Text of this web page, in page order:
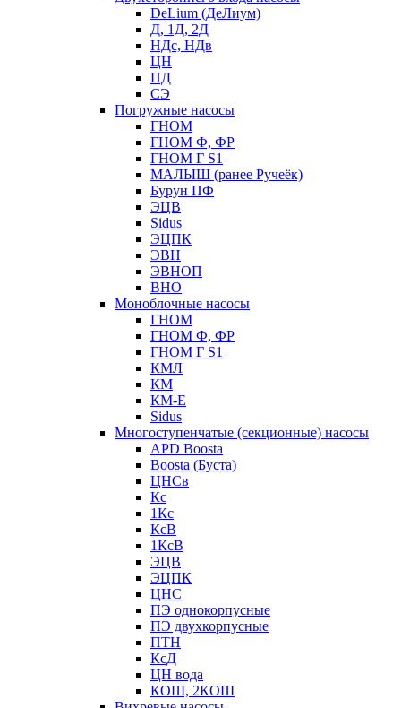
DeLium (ДеЛиум)
Д, 1Д, 2Д
НДс, НДв
ЦН
ПД
СЭ
Погружные насосы
ГНОМ
ГНОМ Ф, ФР
ГНОМ Г S1
МАЛЫШ (ранее Ручеёк)
Бурун ПФ
ЭЦВ
Sidus
ЭЦПК
ЭВН
ЭВНОП
ВНО
Моноблочные насосы
ГНОМ
ГНОМ Ф, ФР
ГНОМ Г S1
КМЛ
КМ
КМ-Е
Sidus
Многоступенчатые (секционные) насосы
APD Boosta
Boosta (Буста)
ЦНСв
Кс
1Кс
КсВ
1КсВ
ЭЦВ
ЭЦПК
ЦНС
ПЭ однокорпусные
ПЭ двухкорпусные
ПТН
КсД
ЦН вода
КОШ, 2КОШ